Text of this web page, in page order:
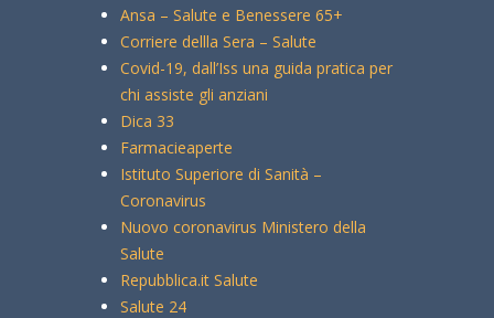
Ansa – Salute e Benessere 65+
Corriere dellla Sera – Salute
Covid-19, dall’Iss una guida pratica per
chi assiste gli anziani
Dica 33
Farmacieaperte
Istituto Superiore di Sanità –
Coronavirus
Nuovo coronavirus Ministero della
Salute
Repubblica.it Salute
Salute 24